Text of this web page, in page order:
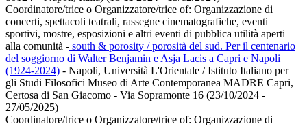
Coordinatore/trice o Organizzatore/trice of: Organizzazione di
concerti, spettacoli teatrali, rassegne cinematografiche, eventi
sportivi, mostre, esposizioni e altri eventi di pubblica utilità aperti
alla comunità - south & porosity / porosità del sud. Per il centenario
del soggiorno di Walter Benjamin e Asja Lacis a Capri e Napoli
(1924-2024) - Napoli, Università L'Orientale / Istituto Italiano per
gli Studi Filosofici Museo di Arte Contemporanea MADRE Capri,
Certosa di San Giacomo - Via Sopramonte 16 (23/10/2024 -
27/05/2025)
Coordinatore/trice o Organizzatore/trice of: Organizzazione di